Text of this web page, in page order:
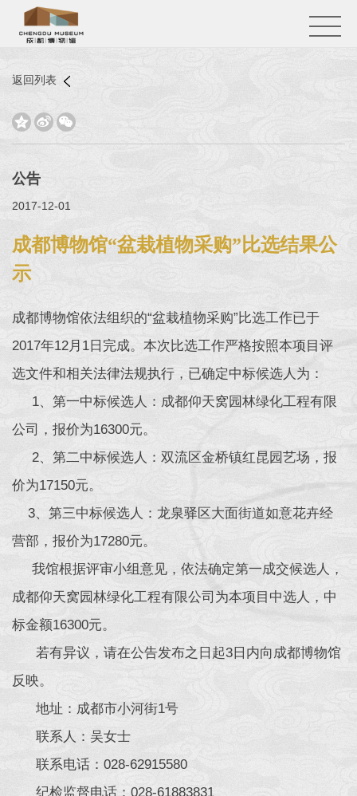
返回列表
  
公告
2017-12-01
成都博物馆“盆栽植物采购”比选结果公
示
成都博物馆依法组织的“盆栽植物采购”比选工作已于
2017年12月1日完成。本次比选工作严格按照本项目评
选文件和相关法律法规执行，已确定中标候选人为：
1、第一中标候选人：成都仰天窝园林绿化工程有限
公司，报价为16300元。
2、第二中标候选人：双流区金桥镇红昆园艺场，报
价为17150元。
3、第三中标候选人：龙泉驿区大面街道如意花卉经
营部，报价为17280元。
我馆根据评审小组意见，依法确定第一成交候选人，
成都仰天窝园林绿化工程有限公司为本项目中选人，中
标金额16300元。
若有异议，请在公告发布之日起3日内向成都博物馆
反映。
地址：成都市小河街1号
联系人：吴女士
联系电话：028-62915580
纪检监督电话：028-61883831